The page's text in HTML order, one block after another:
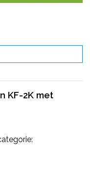
KF-2K met